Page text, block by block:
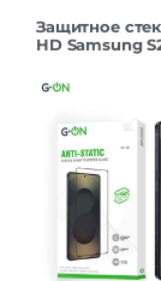
Защитное
HD Samsung